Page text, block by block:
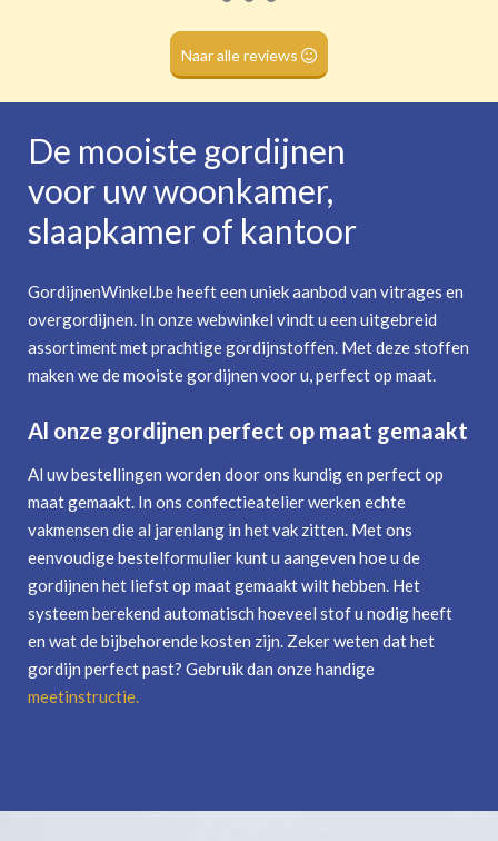
(dubbele tunnel)
Naar alle reviews
De mooiste gordijnen
voor uw woonkamer,
slaapkamer of kantoor
GordijnenWinkel.be heeft een uniek aanbod van vitrages en
overgordijnen. In onze webwinkel vindt u een uitgebreid
assortiment met prachtige gordijnstoffen. Met deze stoffen
maken we de mooiste gordijnen voor u, perfect op maat.
Al onze gordijnen perfect op maat gemaakt
Al uw bestellingen worden door ons kundig en perfect op
maat gemaakt. In ons confectieatelier werken echte
vakmensen die al jarenlang in het vak zitten. Met ons
eenvoudige bestelformulier kunt u aangeven hoe u de
gordijnen het liefst op maat gemaakt wilt hebben. Het
systeem berekend automatisch hoeveel stof u nodig heeft
en wat de bijbehorende kosten zijn. Zeker weten dat het
gordijn perfect past? Gebruik dan onze handige
meetinstructie.